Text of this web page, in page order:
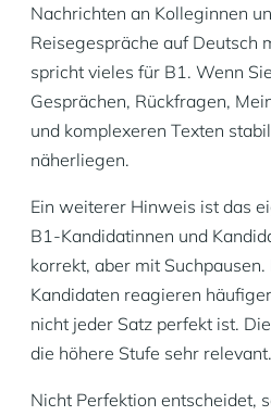
Nachrichten an Kolleginnen
Reisegespräche auf Deutsch
spricht vieles für B1. Wenn
Gesprächen, Rückfragen,
und komplexeren Texten
näherliegen.
Ein weiterer Hinweis ist das
B1-Kandidatinnen und
korrekt, aber mit
Kandidaten reagieren
nicht jeder Satz perfekt ist.
die höhere Stufe sehr relevant.
Nicht Perfektion entscheidet,